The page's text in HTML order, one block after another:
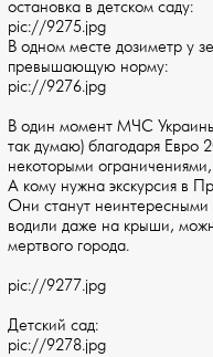
остановка в детском саду:
pic://9275.jpg
В одном месте дозиметр у
превышающую норму:
pic://9276.jpg
В один момент МЧС Украины
так думаю) благодаря Евро
некоторыми
А кому нужна экскурсия в
Они станут неинтересными
водили даже на крыши,
мертвого города.
pic://9277.jpg
Детский сад:
pic://9278.jpg